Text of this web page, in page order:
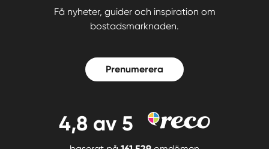
Få nyheter, guider och inspiration om
bostadsmarknaden.
Prenumerera
4,8 av 5